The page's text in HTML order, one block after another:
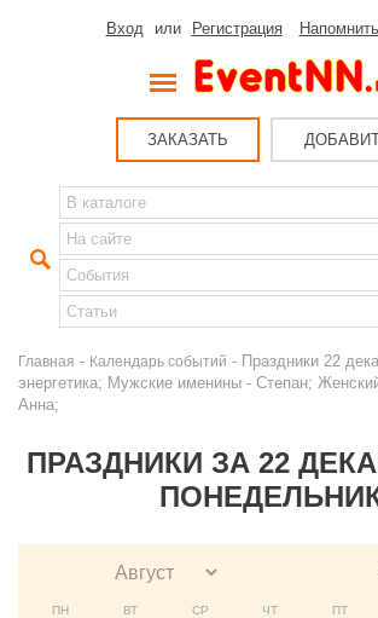
Вход или Регистрация
ЗАКАЗАТЬ
Главная - Календарь событий - Праздники 22
энергетика; Мужские именины - Степан;
Анна;
ПРАЗДНИКИ ЗА 22
ПН ВТ СР ЧТ ПТ